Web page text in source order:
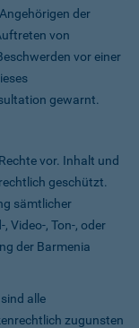
der
von
vor einer
gewarnt.
vor. Inhalt und
geschützt.
sämtlicher
Video-, Ton-, oder
der Barmenia
alle
zugunsten